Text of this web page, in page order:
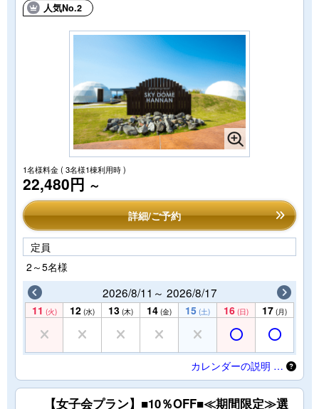
人気No.2
1名様料金( 3名様1棟利用時 )
22,480円 ～
詳細/ご予約
定員
2～5名様
2026/8/11～ 2026/8/17
11 (火) 12 (水) 13 (木) 14 (金) 15 (土) 16 (日) 17 (月)
カレンダーの説明 …
【女子会プラン】■10％OFF■≪期間限定≫選